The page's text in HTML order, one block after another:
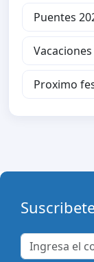
Puentes
Proximo